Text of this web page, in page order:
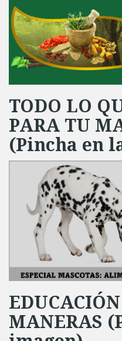
TODO LO
PARA TU
(Pincha en
MANERAS